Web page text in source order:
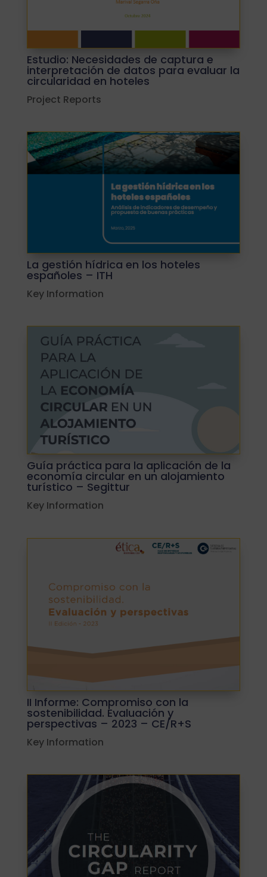
Estudio: Necesidades de captura e
interpretación de datos para evaluar la
circularidad en hoteles
Project Reports
La gestión hídrica en los hoteles
españoles – ITH
Key Information
Guía práctica para la aplicación de la
economía circular en un alojamiento
turístico – Segittur
Key Information
II Informe: Compromiso con la
sostenibilidad. Evaluación y
perspectivas – 2023 – CE/R+S
Key Information